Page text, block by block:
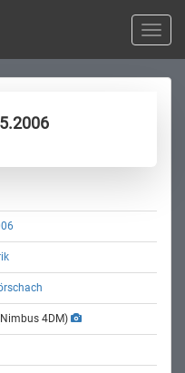
Toggle
4DM)